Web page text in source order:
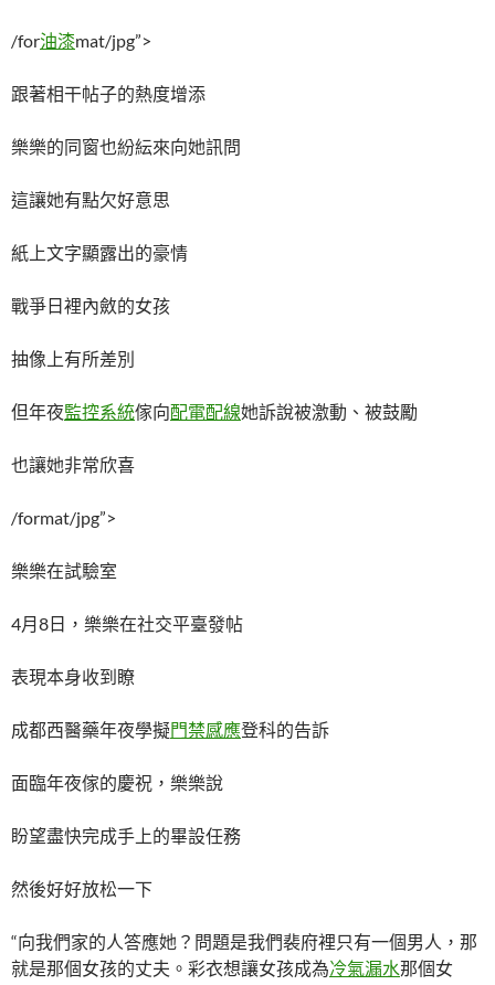
/for油漆mat/jpg”>
跟著相干帖子的熱度增添
樂樂的同窗也紛紜來向她訊問
這讓她有點欠好意思
紙上文字顯露出的豪情
戰爭日裡內斂的女孩
抽像上有所差別
但年夜監控系統傢向配電配線她訴說被激動、被鼓勵
也讓她非常欣喜
/format/jpg”>
樂樂在試驗室
4月8日，樂樂在社交平臺發帖
表現本身收到瞭
成都西醫藥年夜學擬門禁感應登科的告訴
面臨年夜傢的慶祝，樂樂說
盼望盡快完成手上的畢設任務
然後好好放松一下
“向我們家的人答應她？問題是我們裴府裡只有一個男人，那
就是那個女孩的丈夫。彩衣想讓女孩成為冷氣漏水那個女